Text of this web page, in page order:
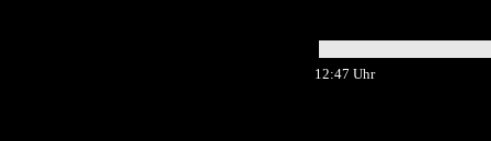
12:47 Uhr